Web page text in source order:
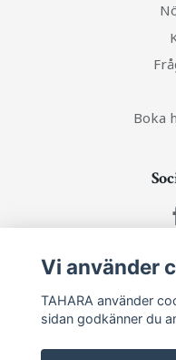
Boka
Vi använder
TAHARA använder
sidan godkänner du